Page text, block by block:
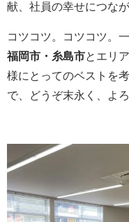
献、社員の幸せにつな
コツコツ。コツコツ。一
福岡市・糸島市とエリ
様にとってのベストを
で、どうぞ末永く、よ